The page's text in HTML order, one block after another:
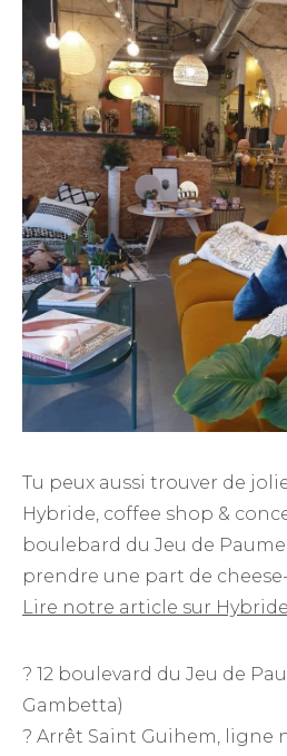
Tu peux aussi trouver de
Hybride, coffee shop &
boulebard du Jeu de
prendre une part de
Lire notre article sur Hybride
? 12 boulevard du Jeu de
Gambetta)
? Arrêt Saint Guihem, ligne